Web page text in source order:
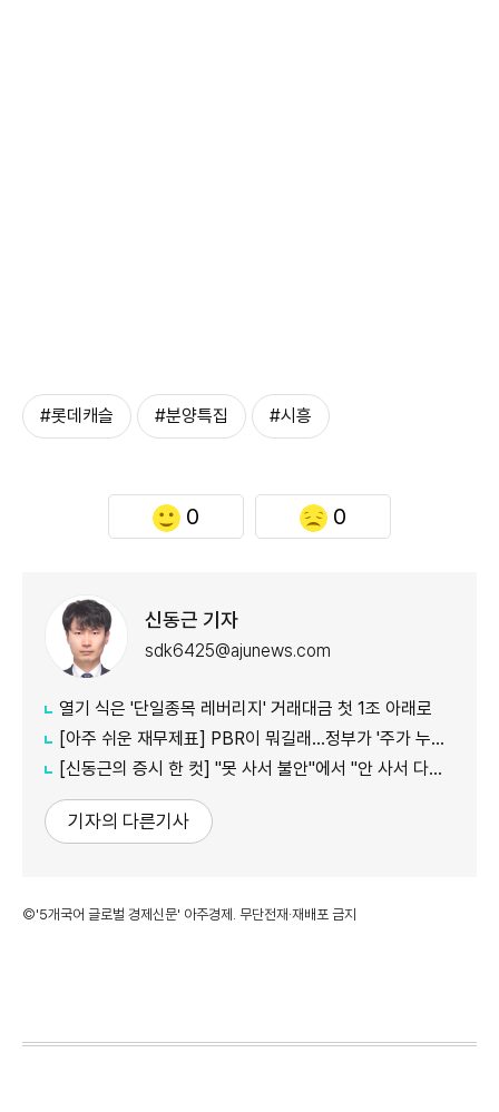
#롯데캐슬 #분양특집 #시흥
0 0
신동근 기자
sdk6425@ajunews.com
열기 식은 '단일종목 레버리지' 거래대금 첫 1조 아래로
[아주 쉬운 재무제표] PBR이 뭐길래…정부가 '주가 누르기'에 칼 빼든 이유
[신동근의 증시 한 컷] "못 사서 불안"에서 "안 사서 다행"으로…증시 덮친 '조모'
기자의 다른기사
©'5개국어 글로벌 경제신문' 아주경제. 무단전재·재배포 금지